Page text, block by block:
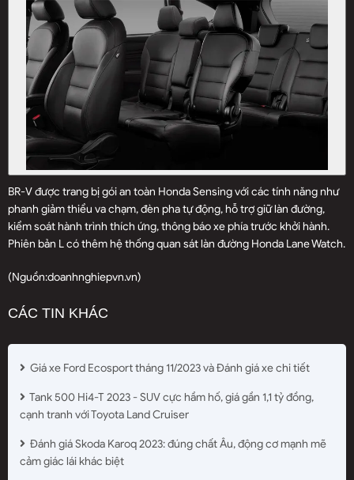
BR-V được trang bị gói an toàn Honda Sensing với các tính năng như
phanh giảm thiểu va chạm, đèn pha tự động, hỗ trợ giữ làn đường,
kiểm soát hành trình thích ứng, thông báo xe phía trước khởi hành.
Phiên bản L có thêm hệ thống quan sát làn đường Honda Lane Watch.
(Nguồn:doanhnghiepvn.vn)
CÁC TIN KHÁC
Giá xe Ford Ecosport tháng 11/2023 và Đánh giá xe chi tiết
Tank 500 Hi4-T 2023 - SUV cực hầm hố, giá gần 1,1 tỷ đồng,
cạnh tranh với Toyota Land Cruiser
Đánh giá Skoda Karoq 2023: đúng chất Âu, động cơ mạnh mẽ
cảm giác lái khác biệt